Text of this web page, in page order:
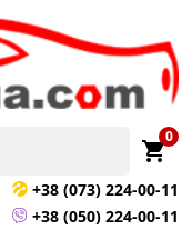
shopping_cart
0
+38 (073) 224-00-11
+38 (050) 224-00-11